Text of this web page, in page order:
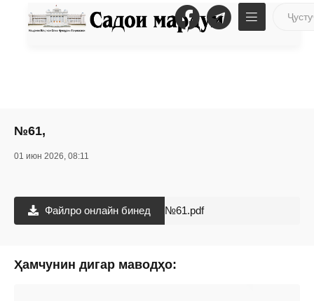
№61,
01 июн 2026, 08:11
Файлро онлайн бинед №61.pdf
Ҳамчунин дигар маводҳо: